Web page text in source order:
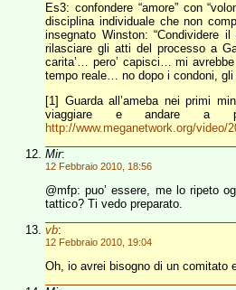
Es3: confondere “amore” con
disciplina individuale che non
insegnato Winston: “Condividere
rilasciare gli atti del processo a
carita’… pero’ capisci… mi
tempo reale… no dopo i condoni,
[1] Guarda all’ameba nei primi
viaggiare e andare a
http://www.meganetwork.org/video/
Mir:
12 Febbraio 2010, 18:56
@mfp: puo’ essere, me lo ripeto
tattico? Ti vedo preparato.
vb:
12 Febbraio 2010, 19:04
Oh, io avrei bisogno di un comitato